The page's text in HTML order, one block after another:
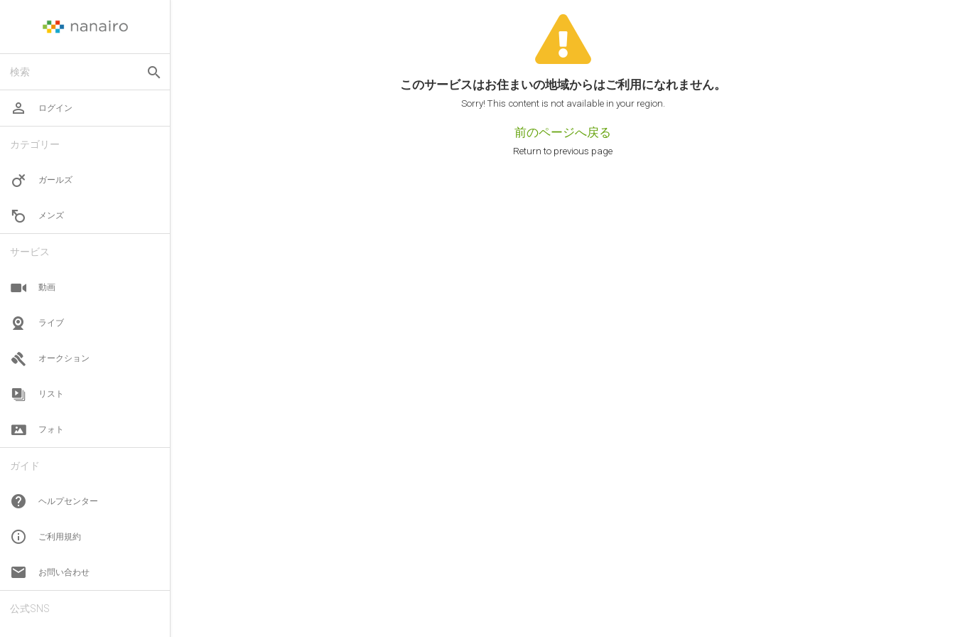
検索 search
perm_identity ログイン
カテゴリー
ガールズ
メンズ
サービス
動画
ライブ
オークション
リスト
フォト
ガイド
help ヘルプセンター
info_outline ご利用規約
email お問い合わせ
公式SNS
このサービスはお住まいの地域からはご利用になれません。
Sorry! This content is not available in your region.
前のページへ戻る
Return to previous page